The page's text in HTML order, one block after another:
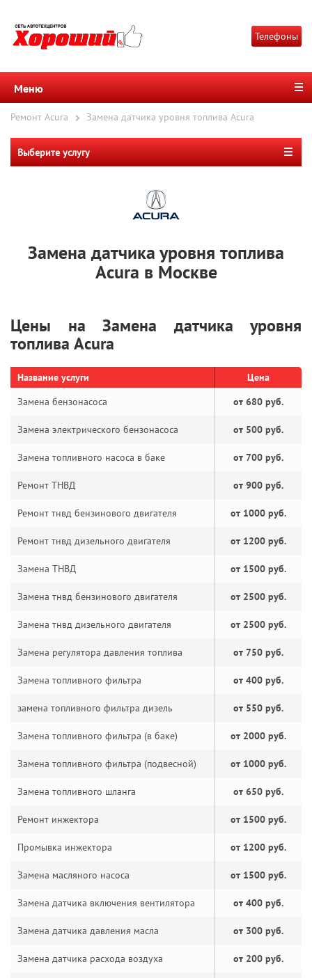
Телефоны
Меню
Ремонт Acura Замена датчика уровня топлива Acura
Выберите услугу
Замена датчика уровня топлива
Acura в Москве
Цены на Замена датчика уровня
топлива Acura
Название услуги
Цена
Замена бензонасоса
от 680 руб.
Замена электрического бензонасоса от 500 руб.
Замена топливного насоса в баке от 700 руб.
Ремонт ТНВД от 900 руб.
Ремонт тнвд бензинового двигателя от 1000 руб.
Ремонт тнвд дизельного двигателя от 1200 руб.
Замена ТНВД от 1500 руб.
Замена тнвд бензинового двигателя от 2500 руб.
Замена тнвд дизельного двигателя от 2500 руб.
Замена регулятора давления топлива от 750 руб.
Замена топливного фильтра от 400 руб.
замена топливного фильтра дизель от 550 руб.
Замена топливного фильтра (в баке) от 2000 руб.
Замена топливного фильтра (подвесной) от 1000 руб.
Замена топливного шланга от 650 руб.
Ремонт инжектора от 1500 руб.
Промывка инжектора от 1200 руб.
Замена масляного насоса от 1500 руб.
Замена датчика включения вентилятора от 400 руб.
Замена датчика давления масла от 300 руб.
Замена датчика расхода воздуха от 200 руб.